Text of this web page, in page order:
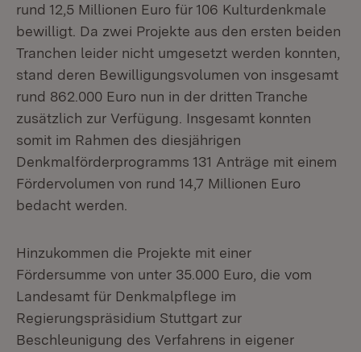
rund 12,5 Millionen Euro für 106 Kulturdenkmale
bewilligt. Da zwei Projekte aus den ersten beiden
Tranchen leider nicht umgesetzt werden konnten,
stand deren Bewilligungsvolumen von insgesamt
rund 862.000 Euro nun in der dritten Tranche
zusätzlich zur Verfügung. Insgesamt konnten
somit im Rahmen des diesjährigen
Denkmalförderprogramms 131 Anträge mit einem
Fördervolumen von rund 14,7 Millionen Euro
bedacht werden.
Hinzukommen die Projekte mit einer
Fördersumme von unter 35.000 Euro, die vom
Landesamt für Denkmalpflege im
Regierungspräsidium Stuttgart zur
Beschleunigung des Verfahrens in eigener